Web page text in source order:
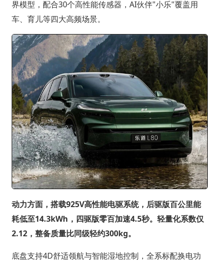
界模型，配合30个高性能传感器，AI伙伴"小乐"覆盖用
车、育儿等四大高频场景。
动力方面，搭载925V高性能电驱系统，后驱版百公里能
耗低至14.3kWh，四驱版零百加速4.5秒。轻量化系数仅
2.12，整备质量比同级轻约300kg。
底盘支持4D舒适领航与智能湿地控制，全系标配换电功